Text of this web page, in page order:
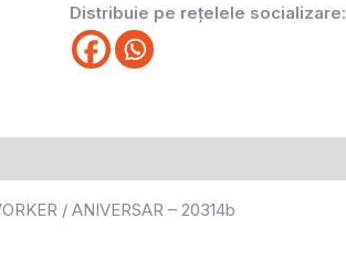
Distribuie pe rețelele socializare:
/ ANIVERSAR – 20314b